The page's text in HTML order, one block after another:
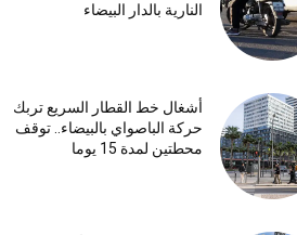
النارية بالدار البيضاء
أشغال خط القطار السريع تربك
حركة الباصواي بالبيضاء.. توقف
محطتين لمدة 15 يوما